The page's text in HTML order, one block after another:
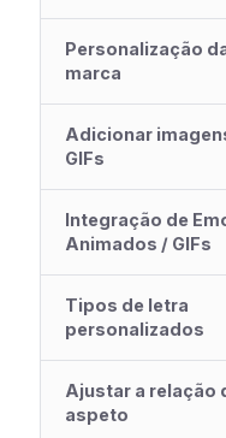
Personalização
marca
Adicionar
GIFs
Integração de
Animados / GIFs
Tipos de letra
personalizados
Ajustar a relação
aspeto